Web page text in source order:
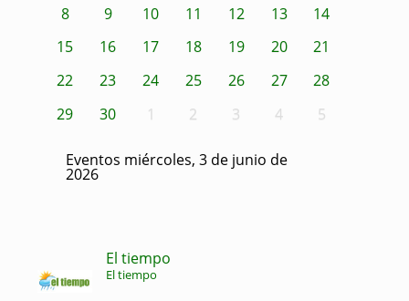
8
9 10 11 12 13
14
15
16 17 18 19 20
21
22
23 24 25 26 27
28
29
30 1 2 3 4 5
Eventos miércoles, 3 de junio de
2026
El tiempo
El tiempo